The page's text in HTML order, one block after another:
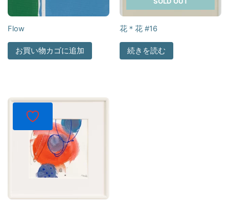
Flow
お買い物カゴに追加
花＊花 #16
続きを読む